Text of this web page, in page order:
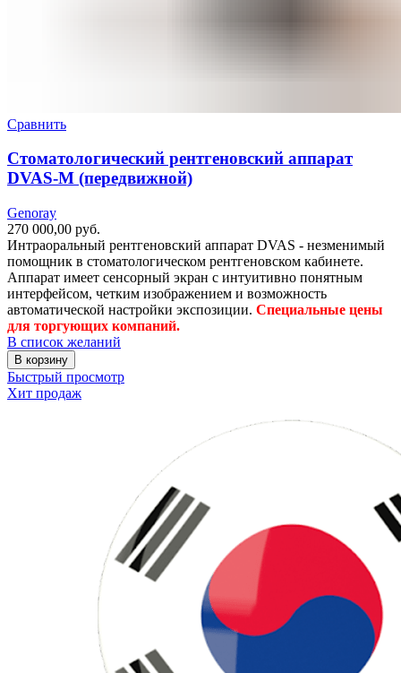
Сравнить
Стоматологический рентгеновский аппарат
DVAS-М (передвижной)
Genoray
270 000,00 руб.
Интраоральный рентгеновский аппарат DVAS - незменимый
помощник в стоматологическом рентгеновском кабинете.
Аппарат имеет сенсорный экран с интуитивно понятным
интерфейсом, четким изображением и возможность
автоматической настройки экспозиции. Специальные цены
для торгующих компаний.
В список желаний
В корзину
Быстрый просмотр
Хит продаж